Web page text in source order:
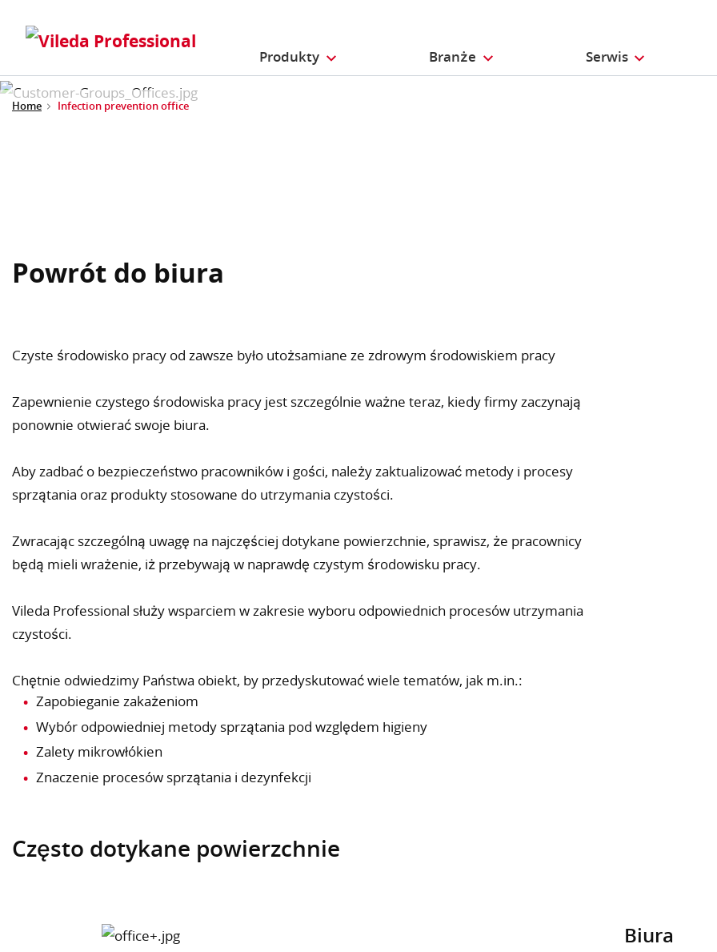
Produkty Branże Serwis
Home Infection prevention office
Powrót do biura
Czyste środowisko pracy od zawsze było utożsamiane ze zdrowym środowiskiem pracy
Zapewnienie czystego środowiska pracy jest szczególnie ważne teraz, kiedy firmy zaczynają
ponownie otwierać swoje biura.
Aby zadbać o bezpieczeństwo pracowników i gości, należy zaktualizować metody i procesy
sprzątania oraz produkty stosowane do utrzymania czystości.
Zwracając szczególną uwagę na najczęściej dotykane powierzchnie, sprawisz, że pracownicy
będą mieli wrażenie, iż przebywają w naprawdę czystym środowisku pracy.
Vileda Professional służy wsparciem w zakresie wyboru odpowiednich procesów utrzymania
czystości.
Chętnie odwiedzimy Państwa obiekt, by przedyskutować wiele tematów, jak m.in.:
Zapobieganie zakażeniom
Wybór odpowiedniej metody sprzątania pod względem higieny
Zalety mikrowłókien
Znaczenie procesów sprzątania i dezynfekcji
Często dotykane powierzchnie
Biura